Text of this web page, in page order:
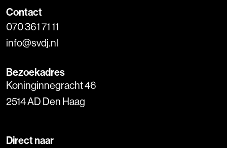
Contact
070 361 71 11
info@svdj.nl
Bezoekadres
Koninginnegracht 46
2514 AD Den Haag
Direct naar